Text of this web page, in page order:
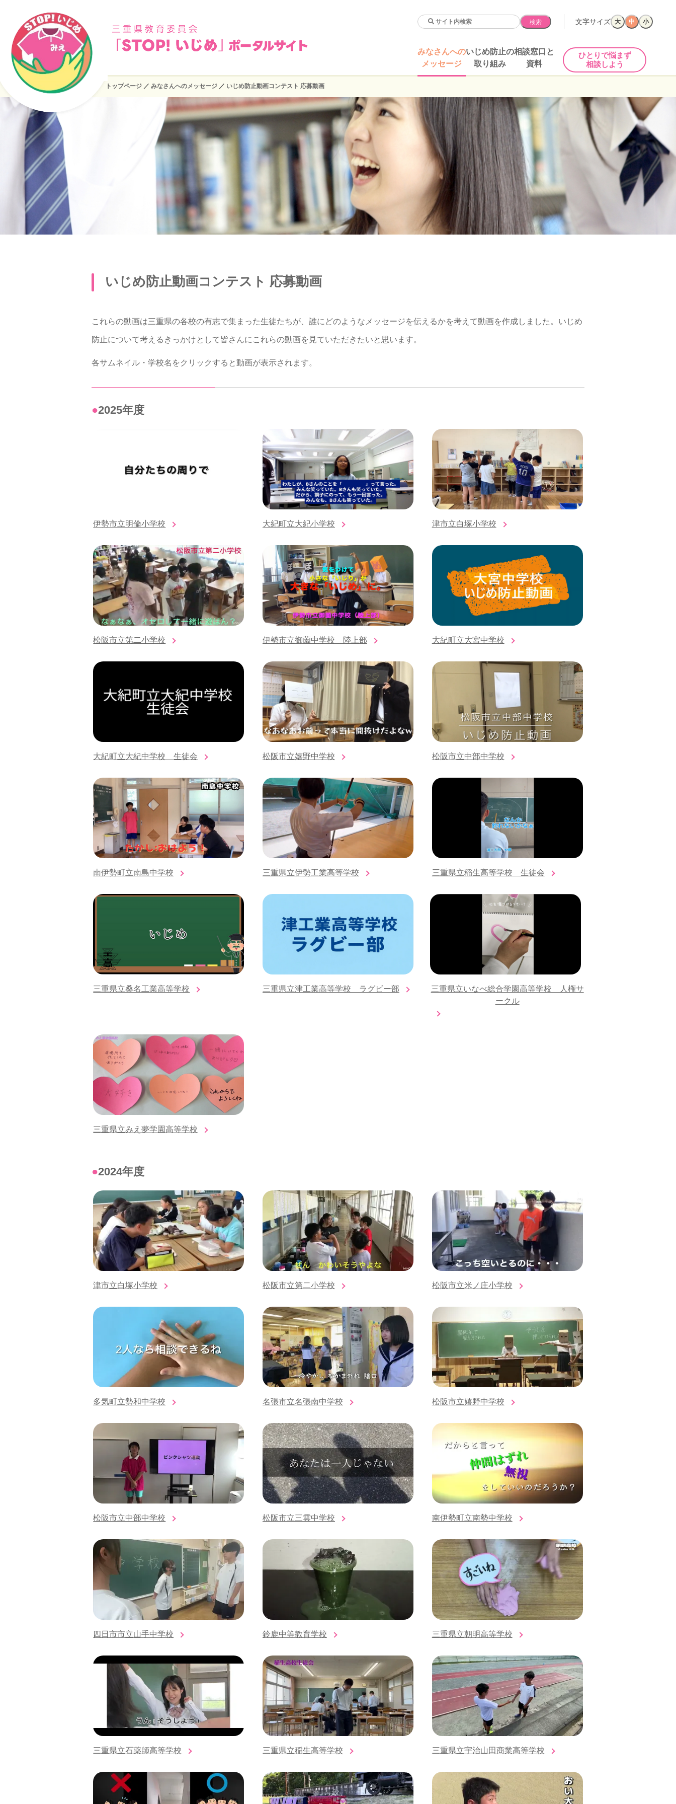
検索 文字サイズ 大 中 小
みなさんへの
メッセージ
いじめ防止の
取り組み
相談窓口と
資料
ひとりで悩まず
相談しよう
トップページ ／ みなさんへのメッセージ ／ いじめ防止動画コンテスト 応募動画
いじめ防止動画コンテスト 応募動画
これらの動画は三重県の各校の有志で集まった生徒たちが、誰にどのようなメッセージを伝えるかを考えて動画を作成しました。いじめ
防止について考えるきっかけとして皆さんにこれらの動画を見ていただきたいと思います。
各サムネイル・学校名をクリックすると動画が表示されます。
●2025年度
伊勢市立明倫小学校 大紀町立大紀小学校 津市立白塚小学校
松阪市立第二小学校 伊勢市立御薗中学校 陸上部 大紀町立大宮中学校
大紀町立大紀中学校 生徒会 松阪市立嬉野中学校 松阪市立中部中学校
南伊勢町立南島中学校 三重県立伊勢工業高等学校 三重県立稲生高等学校 生徒会
三重県立桑名工業高等学校 三重県立津工業高等学校 ラグビー部
三重県立いなべ総合学園高等学校 人権サ
ークル
三重県立みえ夢学園高等学校
●2024年度
津市立白塚小学校 松阪市立第二小学校 松阪市立米ノ庄小学校
多気町立勢和中学校 名張市立名張南中学校 松阪市立嬉野中学校
松阪市立中部中学校 松阪市立三雲中学校 南伊勢町立南勢中学校
四日市市立山手中学校 鈴鹿中等教育学校 三重県立朝明高等学校
三重県立石薬師高等学校 三重県立稲生高等学校 三重県立宇治山田商業高等学校